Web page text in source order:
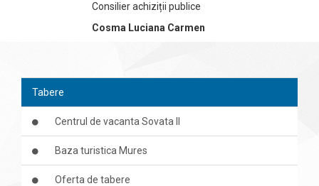
Consilier achiziții publice
Cosma Luciana Carmen
Tabere
Centrul de vacanta Sovata II
Baza turistica Mures
Oferta de tabere